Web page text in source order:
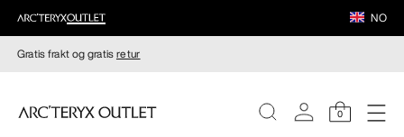
NO
Gratis frakt og gratisretur
0